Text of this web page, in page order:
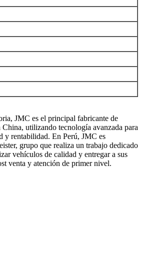
JMC es el principal fabricante de
utilizando tecnología avanzada para
y rentabilidad. En Perú, JMC es
grupo que realiza un trabajo dedicado
vehículos de calidad y entregar a sus
venta y atención de primer nivel.